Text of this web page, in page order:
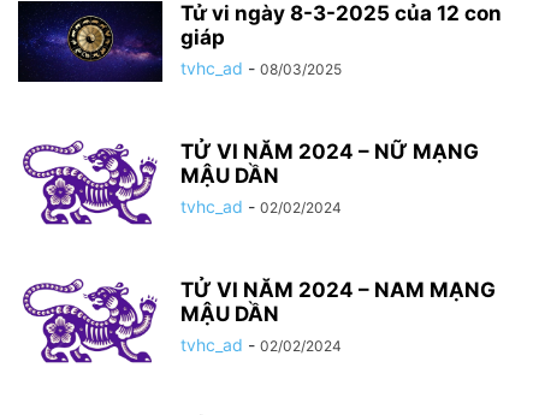
Tử vi ngày 8-3-2025 của 12 con
giáp
tvhc_ad - 08/03/2025
TỬ VI NĂM 2024 – NỮ MẠNG
MẬU DẦN
tvhc_ad - 02/02/2024
TỬ VI NĂM 2024 – NAM MẠNG
MẬU DẦN
tvhc_ad - 02/02/2024